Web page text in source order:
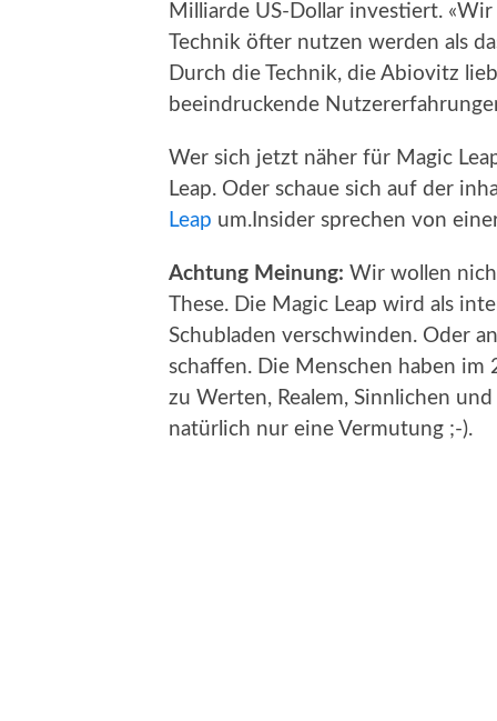
Milliarde US-Dollar investiert.
Technik öfter nutzen werden als
Durch die Technik, die Abiovitz
beeindruckende
Wer sich jetzt näher für Magic
Leap. Oder schaue sich auf der
Leap um.Insider sprechen von
Achtung Meinung: Wir wollen
These. Die Magic Leap wird als
Schubladen verschwinden. Oder
schaffen. Die Menschen haben im
zu Werten, Realem, Sinnlichen
natürlich nur eine Vermutung ;-).